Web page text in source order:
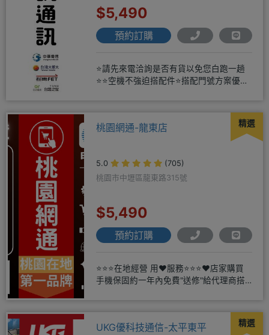
$5,490
預約訂購
⭐請先來電洽詢是否有貨以免您白跑一趟
⭐⭐空機不強迫搭配件⭐搭配門號方案優惠
精選
桃園網通-龍東店
5.0
(705)
桃園市中壢區龍東路315號
$5,490
預約訂購
⭐⭐⭐在地經營 用❤️服務⭐⭐⭐❤️店家購買
手機保固約一年內免費"送修"給代理商搭
精選
UKG優科技通信-太平東平